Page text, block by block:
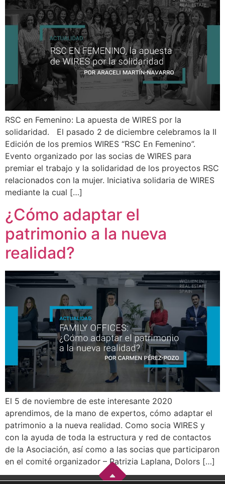
RSC en Femenino: La apuesta de WIRES por la
solidaridad. El pasado 2 de diciembre celebramos la II
Edición de los premios WIRES “RSC En Femenino”.
Evento organizado por las socias de WIRES para
premiar el trabajo y la solidaridad de los proyectos RSC
relacionados con la mujer. Iniciativa solidaria de WIRES
mediante la cual […]
¿Cómo adaptar el
patrimonio a la nueva
realidad?
El 5 de noviembre de este interesante 2020
aprendimos, de la mano de expertos, cómo adaptar el
patrimonio a la nueva realidad. Como socia WIRES y
con la ayuda de toda la estructura y red de contactos
de la Asociación, así como a las socias que participaron
en el comité organizador – Patrizia Laplana, Dolors […]